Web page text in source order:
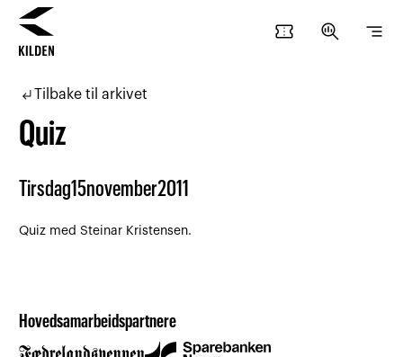
confirmation_number search_insights segment
subdirectory_arrow_leftTilbake til arkivet
Quiz
Tirsdag15november2011
Quiz med Steinar Kristensen.
Hovedsamarbeidspartnere